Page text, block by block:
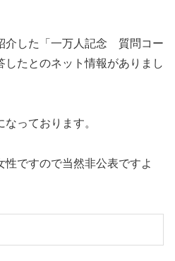
介した「一万人記念 質問コー
たとのネット情報がありまし
っております。
ですので当然非公表ですよ